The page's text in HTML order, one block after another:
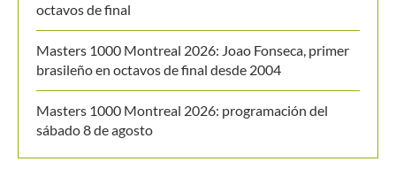
octavos de final
Masters 1000 Montreal 2026: Joao Fonseca, primer
brasileño en octavos de final desde 2004
Masters 1000 Montreal 2026: programación del
sábado 8 de agosto